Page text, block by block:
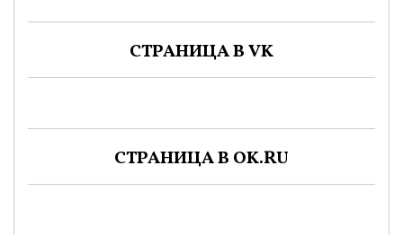
СТРАНИЦА В VK
СТРАНИЦА В OK.RU